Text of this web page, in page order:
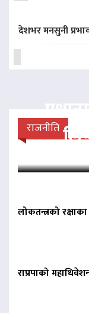
देशभर मनसुनी
राजनीति
लोकतन्त्रको
राप्रपाको